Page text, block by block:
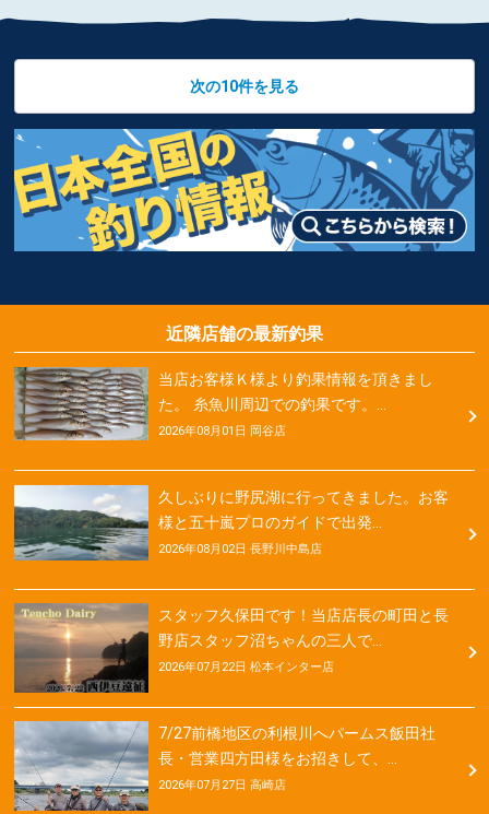
次の10件を見る
近隣店舗の最新釣果
当店お客様Ｋ様より釣果情報を頂きまし
た。 糸魚川周辺での釣果です。…
2026年08月01日 岡谷店
久しぶりに野尻湖に行ってきました。お客
様と五十嵐プロのガイドで出発…
2026年08月02日 長野川中島店
スタッフ久保田です！当店店長の町田と長
野店スタッフ沼ちゃんの三人で…
2026年07月22日 松本インター店
7/27前橋地区の利根川へパームス飯田社
長・営業四方田様をお招きして、…
2026年07月27日 高崎店